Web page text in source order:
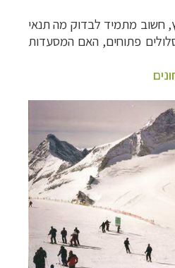
חשוב מתמיד לבדוק מה תנאי
פתוחים, האם המסעדות